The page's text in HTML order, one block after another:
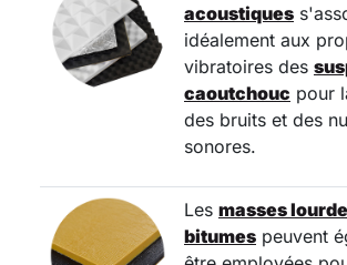
acoustiques
idéalement aux
vibratoires des
caoutchouc pour
des bruits et des
sonores.
Les masses
bitumes peuvent